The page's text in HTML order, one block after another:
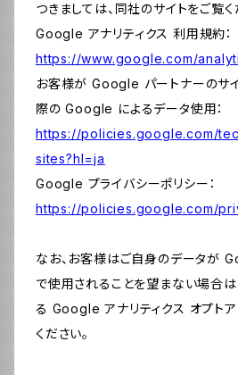
つきましては、同社のサイトをご覧く
Google アナリティクス 利用規約：
https://www.google.com/
お客様が Google パートナーのサ
際の Google によるデータ使用：
https://policies.google.com/
sites?hl=ja
Google プライバシーポリシー：
https://policies.google.com/
なお、お客様はご自身のデータが
で使用されることを望まない場合
る Google アナリティクス オプト
ください。